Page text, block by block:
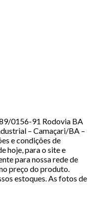
0156-91 Rodovia BA
– Camaçari/BA –
e condições de
hoje, para o site e
para nossa rede de
preço do produto.
estoques. As fotos de